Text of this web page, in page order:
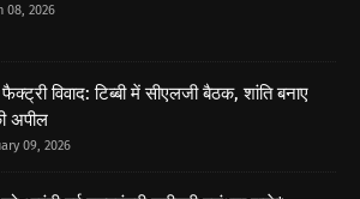
08, 2026
विवाद: टिब्बी में सीएलजी बैठक, शांति बनाए
अपील
09, 2026